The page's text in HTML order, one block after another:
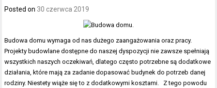
Posted on 30 czerwca 2019
Budowa domu wymaga od nas dużego zaangażowania oraz pracy.
Projekty budowlane dostępne do naszej dyspozycji nie zawsze spełniają
wszystkich naszych oczekiwań, dlatego często potrzebne są dodatkowe
działania, które mają za zadanie dopasować budynek do potrzeb danej
rodziny. Niestety wiąże się to z dodatkowymi kosztami. Z tego powodu